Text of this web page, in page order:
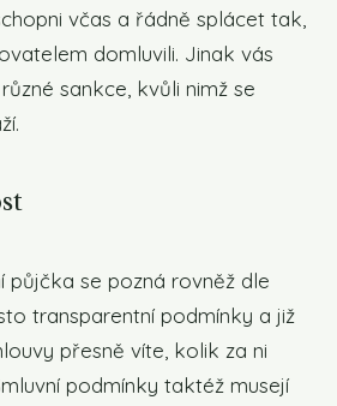
včas a řádně splácet tak,
domluvili. Jinak vás
sankce, kvůli nimž se
půjčka se pozná rovněž dle
transparentní podmínky a již
přesně víte, kolik za ni
podmínky taktéž musejí